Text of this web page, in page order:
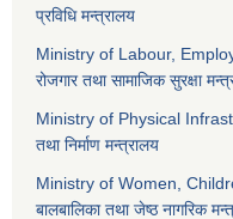
प्रविधि मन्त्रालय
Ministry of Labour,
रोजगार तथा सामाजिक सुरक्षा
Ministry of Physical
तथा निर्माण मन्त्रालय
Ministry of Women,
बालबालिका तथा जेष्ठ नागरिक